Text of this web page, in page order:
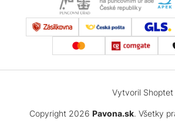
Vytvoril Shoptet
Copyright 2026 Pavona.sk. Všetky